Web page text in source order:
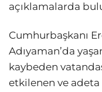
açıklamalarda
Cumhurbaşkanı
Adıyaman’da
kaybeden
etkilenen ve adeta